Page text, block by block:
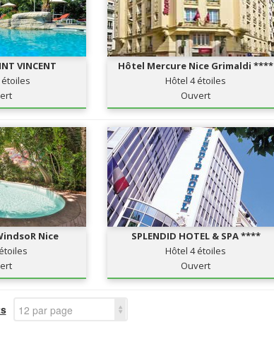
VINCENT
Hôtel Mercure Nice Grimaldi ****
Hôtel 4 étoiles
Ouvert
Nice
SPLENDID HOTEL & SPA ****
Hôtel 4 étoiles
Ouvert
12 par page